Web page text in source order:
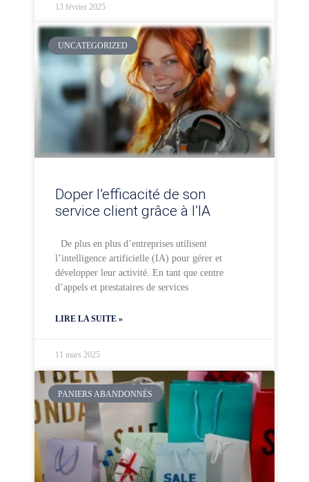
13 février 2025
UNCATEGORIZED
Doper l’efficacité de son
service client grâce à l’IA
De plus en plus d’entreprises utilisent
l’intelligence artificielle (IA) pour gérer et
développer leur activité. En tant que centre
d’appels et prestataires de services
LIRE LA SUITE »
11 mars 2025
PANIERS ABANDONNÉS